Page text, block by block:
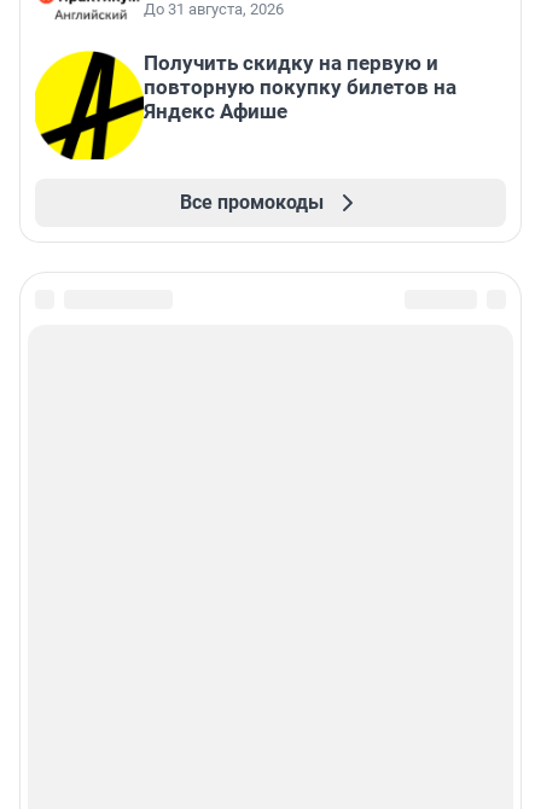
До 31 августа, 2026
Получить скидку на первую и
повторную покупку билетов на
Яндекс Афише
Все промокоды